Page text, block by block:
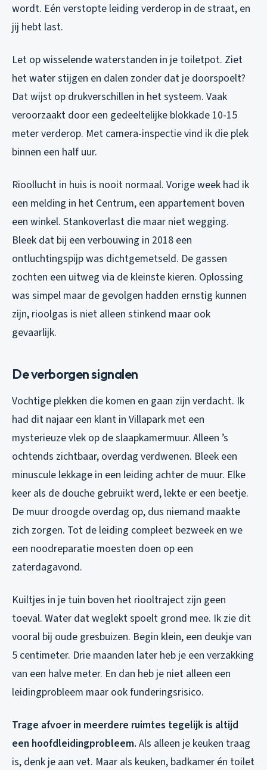
wordt. Eén verstopte leiding verderop in de straat, en
jij hebt last.
Let op wisselende waterstanden in je toiletpot. Ziet
het water stijgen en dalen zonder dat je doorspoelt?
Dat wijst op drukverschillen in het systeem. Vaak
veroorzaakt door een gedeeltelijke blokkade 10-15
meter verderop. Met camera-inspectie vind ik die plek
binnen een half uur.
Rioollucht in huis is nooit normaal. Vorige week had ik
een melding in het Centrum, een appartement boven
een winkel. Stankoverlast die maar niet wegging.
Bleek dat bij een verbouwing in 2018 een
ontluchtingspijp was dichtgemetseld. De gassen
zochten een uitweg via de kleinste kieren. Oplossing
was simpel maar de gevolgen hadden ernstig kunnen
zijn, rioolgas is niet alleen stinkend maar ook
gevaarlijk.
De verborgen signalen
Vochtige plekken die komen en gaan zijn verdacht. Ik
had dit najaar een klant in Villapark met een
mysterieuze vlek op de slaapkamermuur. Alleen ’s
ochtends zichtbaar, overdag verdwenen. Bleek een
minuscule lekkage in een leiding achter de muur. Elke
keer als de douche gebruikt werd, lekte er een beetje.
De muur droogde overdag op, dus niemand maakte
zich zorgen. Tot de leiding compleet bezweek en we
een noodreparatie moesten doen op een
zaterdagavond.
Kuiltjes in je tuin boven het riooltraject zijn geen
toeval. Water dat weglekt spoelt grond mee. Ik zie dit
vooral bij oude gresbuizen. Begin klein, een deukje van
5 centimeter. Drie maanden later heb je een verzakking
van een halve meter. En dan heb je niet alleen een
leidingprobleem maar ook funderingsrisico.
Trage afvoer in meerdere ruimtes tegelijk is altijd
een hoofdleidingprobleem. Als alleen je keuken traag
is, denk je aan vet. Maar als keuken, badkamer én toilet